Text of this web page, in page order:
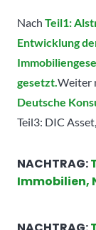
Nach Teil1:
Entwicklung
gesetzt.Weiter
Deutsche
Teil3: DIC
NACHTRAG:
Immobilien,